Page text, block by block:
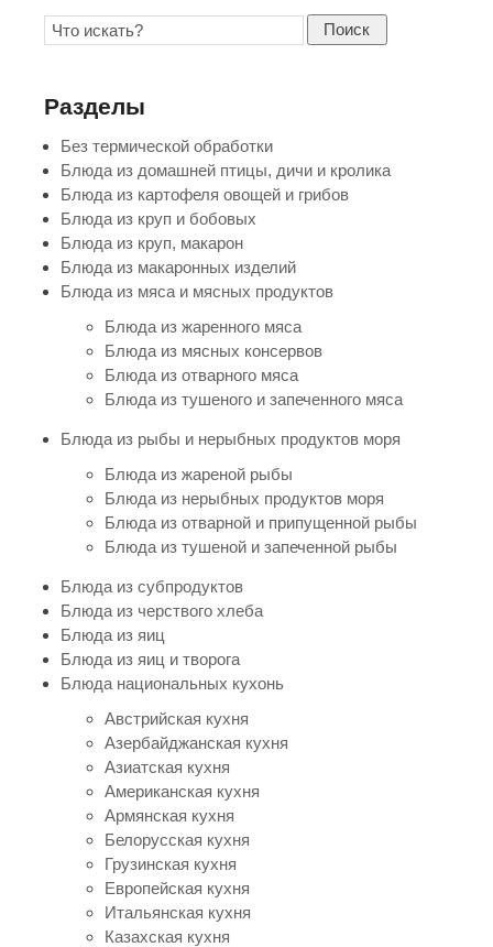
Поиск
Разделы
Без термической обработки
Блюда из домашней птицы, дичи и кролика
Блюда из картофеля овощей и грибов
Блюда из круп и бобовых
Блюда из круп, макарон
Блюда из макаронных изделий
Блюда из мяса и мясных продуктов
Блюда из жаренного мяса
Блюда из мясных консервов
Блюда из отварного мяса
Блюда из тушеного и запеченного мяса
Блюда из рыбы и нерыбных продуктов моря
Блюда из жареной рыбы
Блюда из нерыбных продуктов моря
Блюда из отварной и припущенной рыбы
Блюда из тушеной и запеченной рыбы
Блюда из субпродуктов
Блюда из черствого хлеба
Блюда из яиц
Блюда из яиц и творога
Блюда национальных кухонь
Австрийская кухня
Азербайджанская кухня
Азиатская кухня
Американская кухня
Армянская кухня
Белорусская кухня
Грузинская кухня
Европейская кухня
Итальянская кухня
Казахская кухня